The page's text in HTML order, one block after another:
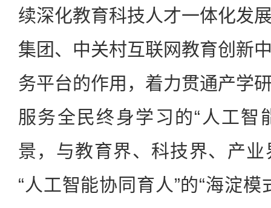
续深化教育科技人才一体化发
集团、中关村互联网教育创新
务平台的作用，着力贯通产学
服务全民终身学习的“人工智
景，与教育界、科技界、产
“人工智能协同育人”的“海淀